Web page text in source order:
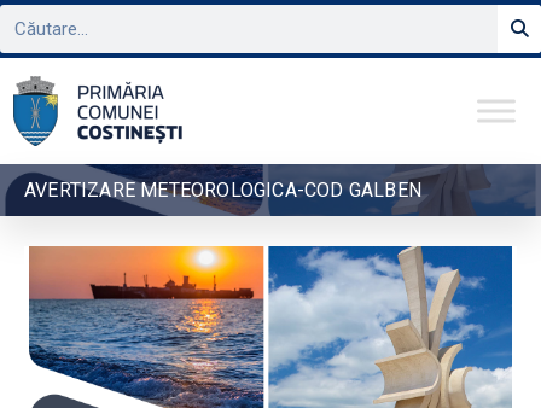
AVERTIZARE METEOROLOGICA-COD GALBEN